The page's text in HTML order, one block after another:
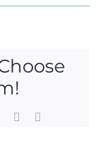
Pinterest